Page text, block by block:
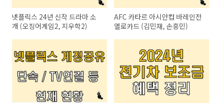
넷플릭스 24년 신작 드라마 소
개 (오징어게임2, 지우학2)
AFC 카타르 아시안컵 바레인전
옐로카드 (김민재, 손흥민)